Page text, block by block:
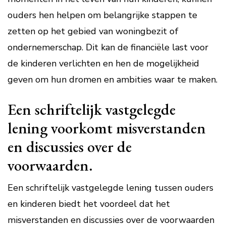
ouders hen helpen om belangrijke stappen te
zetten op het gebied van woningbezit of
ondernemerschap. Dit kan de financiële last voor
de kinderen verlichten en hen de mogelijkheid
geven om hun dromen en ambities waar te maken.
Een schriftelijk vastgelegde
lening voorkomt misverstanden
en discussies over de
voorwaarden.
Een schriftelijk vastgelegde lening tussen ouders
en kinderen biedt het voordeel dat het
misverstanden en discussies over de voorwaarden